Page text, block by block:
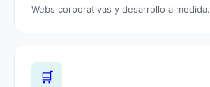
Webs corporativas y desarrollo a medida.
🛒